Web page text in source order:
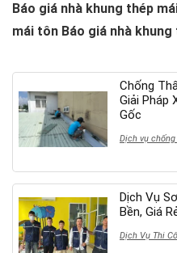
Báo giá nhà khung thép
mái tôn Báo giá nhà
Chống
Giải Pháp
Gốc
Dịch vụ
Dịch Vụ
Bền, Giá
Dịch Vụ Thi